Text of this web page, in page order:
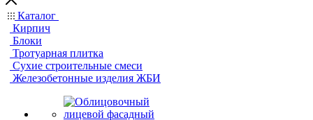
Каталог
Кирпич
Блоки
Тротуарная плитка
Сухие строительные смеси
Железобетонные изделия ЖБИ